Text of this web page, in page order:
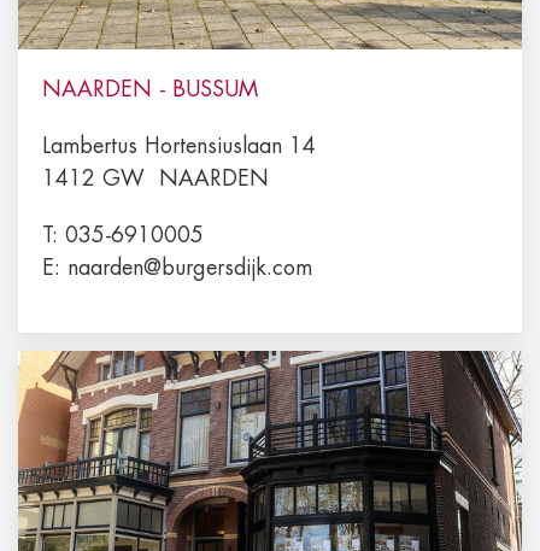
NAARDEN - BUSSUM
Lambertus Hortensiuslaan 14
1412 GW
NAARDEN
T: 035-6910005
E: naarden@burgersdijk.com